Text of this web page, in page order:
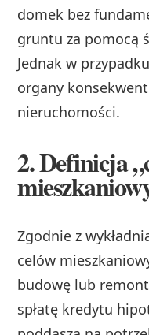
domek bez
gruntu za pomocą
Jednak w
organy
nieruchomości.
2. Definicja
Zgodnie z
celów
budowę lub
spłatę kredytu